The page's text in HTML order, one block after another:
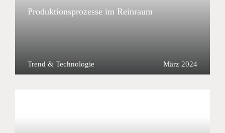
Produktionsprozesse im Reinraum
März 2024
Trend & Technologie